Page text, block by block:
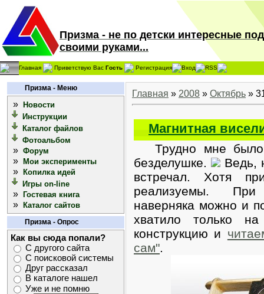
Призма - не по детски интересные
своими руками...
Главная Приветствую Вас Гость Регистрация Вход RSS
Призма - Меню
»
Новости
Инструкции
Каталог файлов
Фотоальбом
» Форум
» Мои эксперименты
»
Копилка идей
Игры on-line
» Гостевая книга
» Каталог сайтов
Призма - Опрос
Как вы сюда попали?
С другого сайта
С поисковой системы
Друг рассказал
В каталоге нашел
Уже и не помню
Главная » 2008 » Октябрь »
Магнитная
Трудно мне было
безделушке.
Ведь,
встречал. Хотя
реализуемы. При
наверняка можно и
хватило только
конструкцию и
сам".